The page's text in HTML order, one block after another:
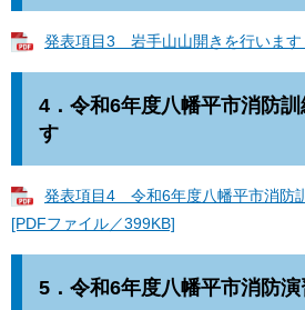
発表項目3 岩手山山開きを行います
4． 令和6年度八幡平市消防
す
発表項目4 令和6年度八幡平市消防
[PDFファイル／399KB]
5． 令和6年度八幡平市消防